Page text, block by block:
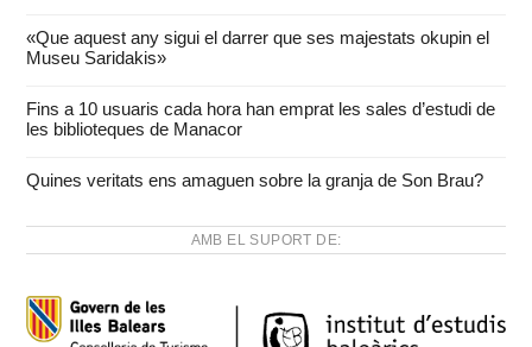
«Que aquest any sigui el darrer que ses majestats okupin el
Museu Saridakis»
Fins a 10 usuaris cada hora han emprat les sales d’estudi de
les biblioteques de Manacor
Quines veritats ens amaguen sobre la granja de Son Brau?
AMB EL SUPORT DE: